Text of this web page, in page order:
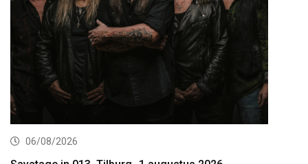
06/08/2026